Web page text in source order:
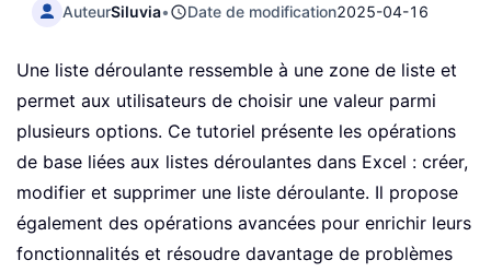
AuteurSiluvia• Date de modification2025-04-16
Une liste déroulante ressemble à une zone de liste et
permet aux utilisateurs de choisir une valeur parmi
plusieurs options. Ce tutoriel présente les opérations
de base liées aux listes déroulantes dans Excel : créer,
modifier et supprimer une liste déroulante. Il propose
également des opérations avancées pour enrichir leurs
fonctionnalités et résoudre davantage de problèmes